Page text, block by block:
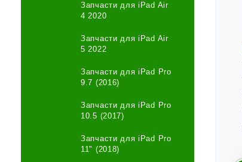
Запчасти для iPad Air
4 2020
Запчасти для iPad Air
5 2022
Запчасти для iPad Pro
9.7 (2016)
Запчасти для iPad Pro
10.5 (2017)
Запчасти для iPad Pro
11" (2018)